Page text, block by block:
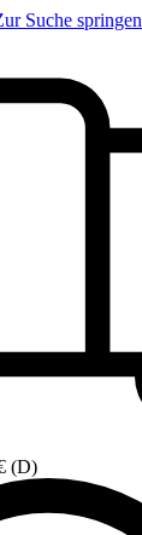
Suche springen
(D)